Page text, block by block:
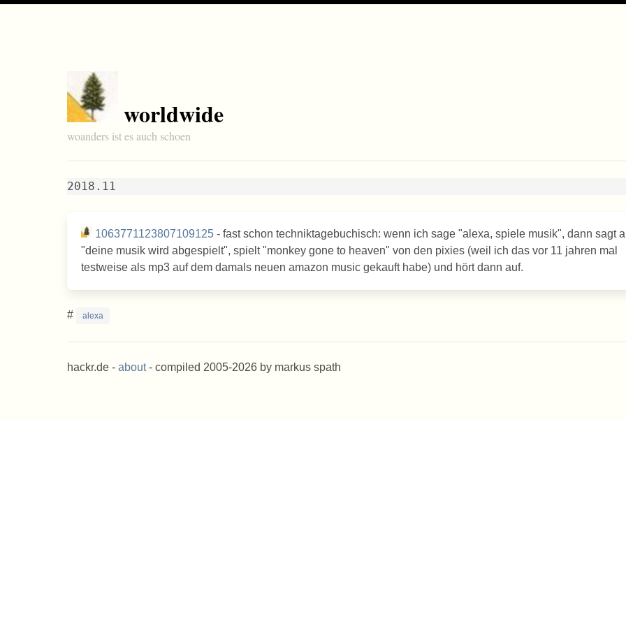
worldwide
woanders ist es auch schoen
2018.11
1063771123807109125 - fast schon techniktagebuchisch: wenn ich sage "alexa, spiele musik", dann sagt
"deine musik wird abgespielt", spielt "monkey gone to heaven" von den pixies (weil ich das vor 11 jahren mal
testweise als mp3 auf dem damals neuen amazon music gekauft habe) und hört dann auf.
# alexa
hackr.de - about- compiled 2005-2026 by markus spath